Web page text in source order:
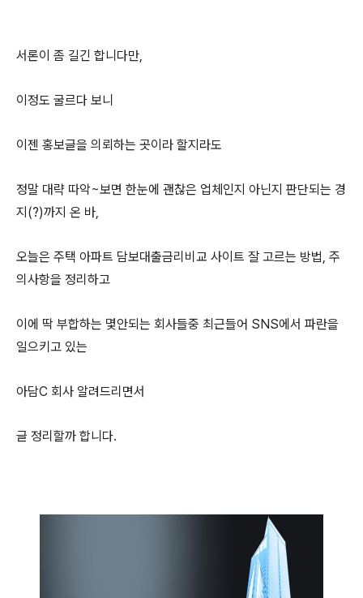
서론이 좀 길긴 합니다만,
이정도 굴르다 보니
이젠 홍보글을 의뢰하는 곳이라 할지라도
정말 대략 따악~보면 한눈에 괜찮은 업체인지 아닌지 판단되는 경
지(?)까지 온 바,
오늘은 주택 아파트 담보대출금리비교 사이트 잘 고르는 방법, 주
의사항을 정리하고
이에 딱 부합하는 몇안되는 회사들중 최근들어 SNS에서 파란을
일으키고 있는
아담C 회사 알려드리면서
글 정리할까 합니다.